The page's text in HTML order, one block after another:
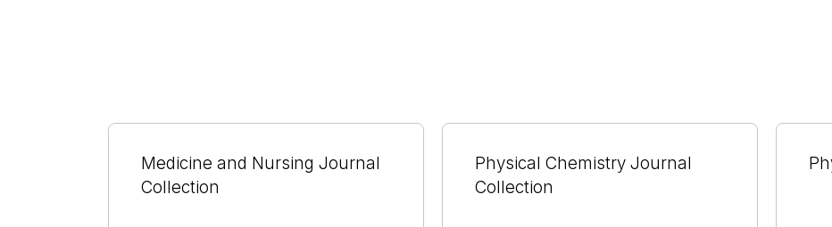
Medicine and Nursing Journal
Collection
Physical Chemistry Journal
Collection